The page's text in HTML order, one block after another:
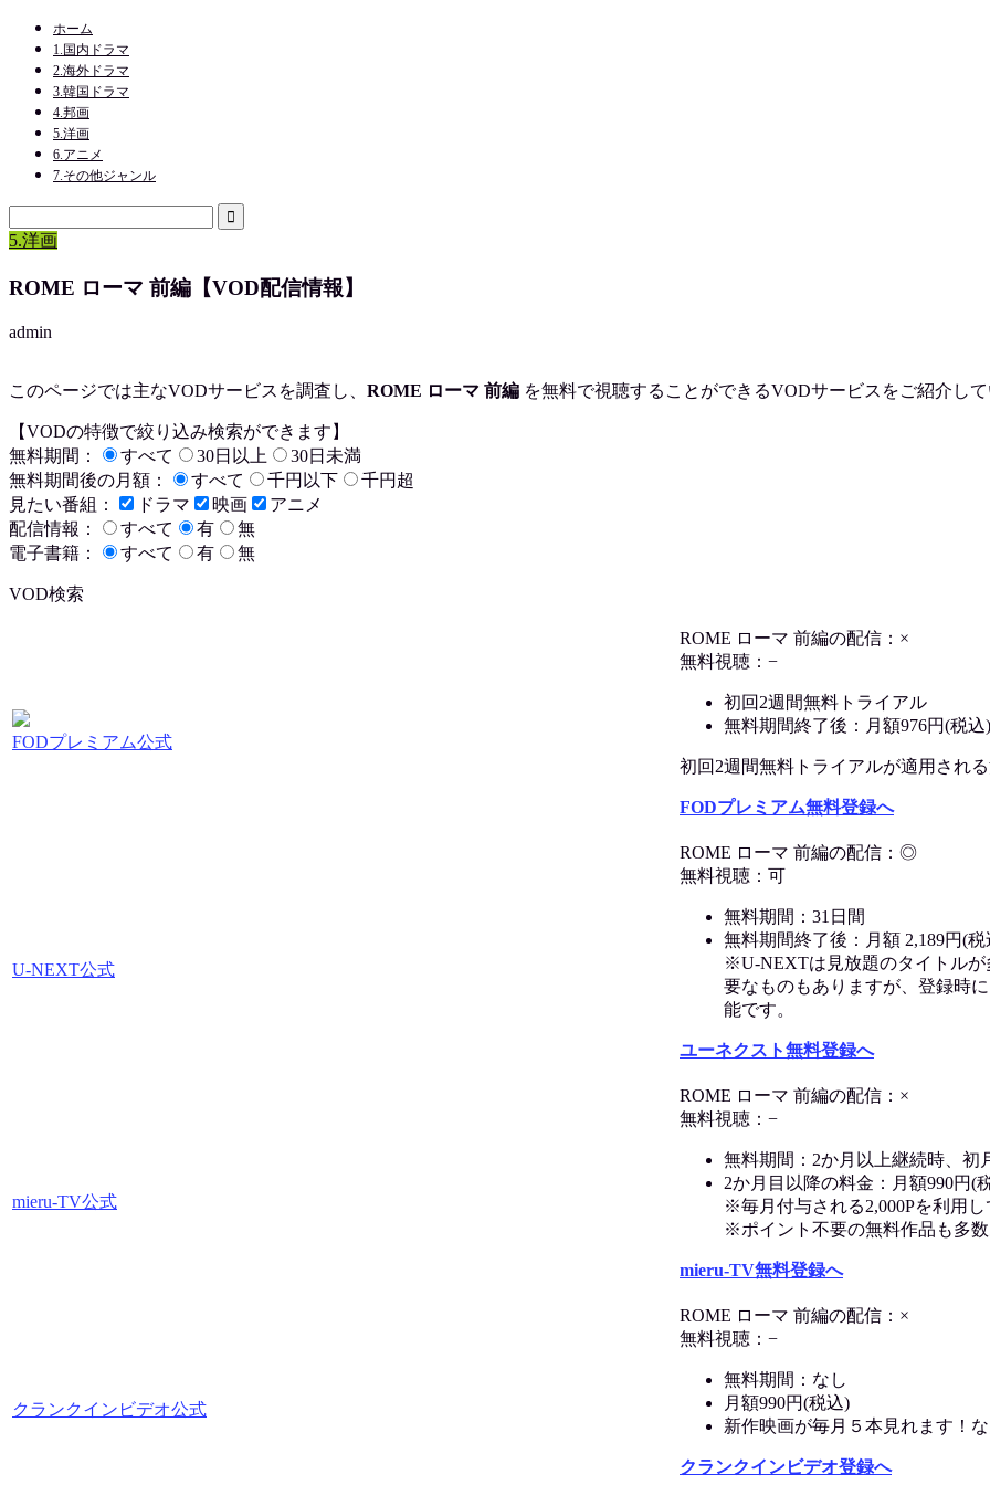
ホーム
1.国内ドラマ
2.海外ドラマ
3.韓国ドラマ
4.邦画
5.洋画
6.アニメ
7.その他ジャンル
5.洋画
ROME ローマ 前編【VOD配信情報】
admin
このページでは主なVODサービスを調査し、 ROME ローマ 前編 を無料で視聴することができるVODサービスをご紹介し
【VODの特徴で絞り込み検索ができます】
無料期間：
すべて 30日以上
30日未満
無料期間後の月額：
すべて 千円以下
千円超
見たい番組：
ドラマ 映画
アニメ
配信情報：
すべて 有
無
電子書籍：
すべて 有 無
VOD検索
FODプレミアム公式
ROME ローマ 前編の配信：×
無料視聴：−
初回2週間無料トライアル
無料期間終了後：月額976円(税込)
初回2週間無料トライアルが適用され
FODプレミアム無料登録へ
U-NEXT公式
ROME ローマ 前編の配信：◎
無料視聴：可
無料期間：31日間
無料期間終了後：月額 2,189円(税
※U-NEXTは見放題のタイトル
要なものもありますが、登録時
能です。
ユーネクスト無料登録へ
mieru-TV公式
ROME ローマ 前編の配信：×
無料視聴：−
無料期間：2か月以上継続時、初
2か月目以降の料金：月額990円(
※毎月付与される2,000Pを利用
※ポイント不要の無料作品も多
mieru-TV無料登録へ
クランクインビデオ公式
ROME ローマ 前編の配信：×
無料視聴：−
無料期間：なし
月額990円(税込)
新作映画が毎月５本見れます！
クランクインビデオ登録へ